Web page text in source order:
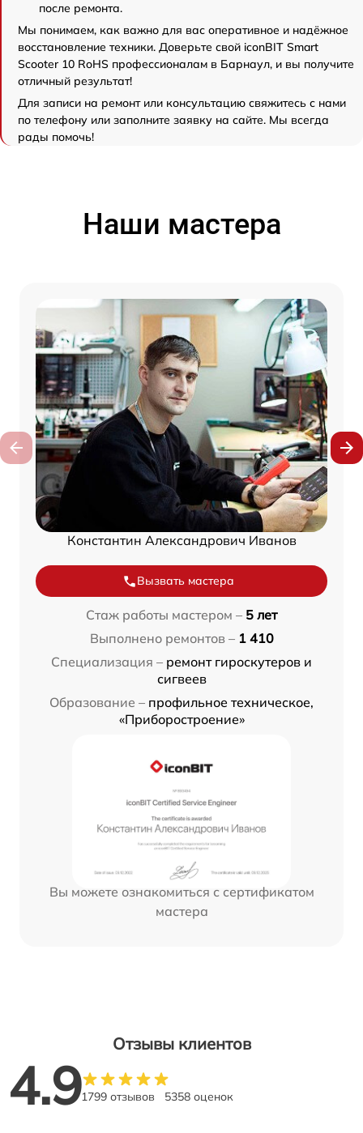
после ремонта.
Мы понимаем, как важно для вас оперативное и надёжное
восстановление техники. Доверьте свой iconBIT Smart
Scooter 10 RoHS профессионалам в Барнаул, и вы получите
отличный результат!
Для записи на ремонт или консультацию свяжитесь с нами
по телефону или заполните заявку на сайте. Мы всегда
рады помочь!
Наши мастера
Константин Александрович Иванов
Вызвать мастера
Стаж работы мастером – 5 лет
Выполнено ремонтов – 1 410
Специализация – ремонт гироскутеров и
сигвеев
Образование – профильное техническое,
«Приборостроение»
Вы можете ознакомиться с сертификатом
мастера
Отзывы клиентов
4.91799 отзывов 5358 оценок